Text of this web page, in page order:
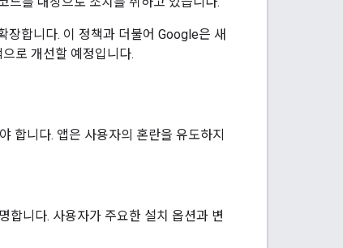
장합니다. 이 정책과 더불어 Google은 새
로 개선할 예정입니다.
합니다. 앱은 사용자의 혼란을 유도하지
합니다. 사용자가 주요한 설치 옵션과 변